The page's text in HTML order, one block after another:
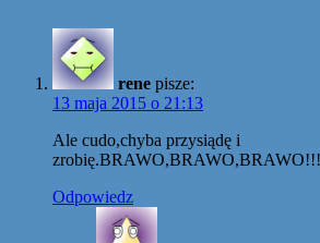
rene pisze:
13 maja 2015 o 21:13
Ale cudo,chyba przysiądę i
Odpowiedz